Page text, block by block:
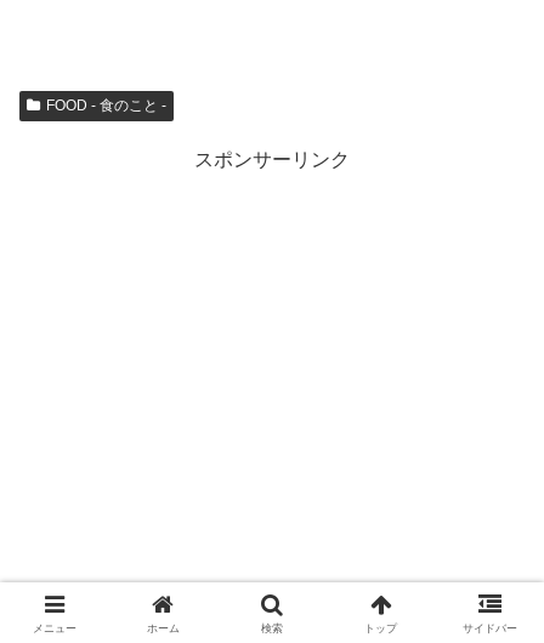
FOOD - 食のこと -
スポンサーリンク
メニュー ホーム 検索 トップ サイドバー